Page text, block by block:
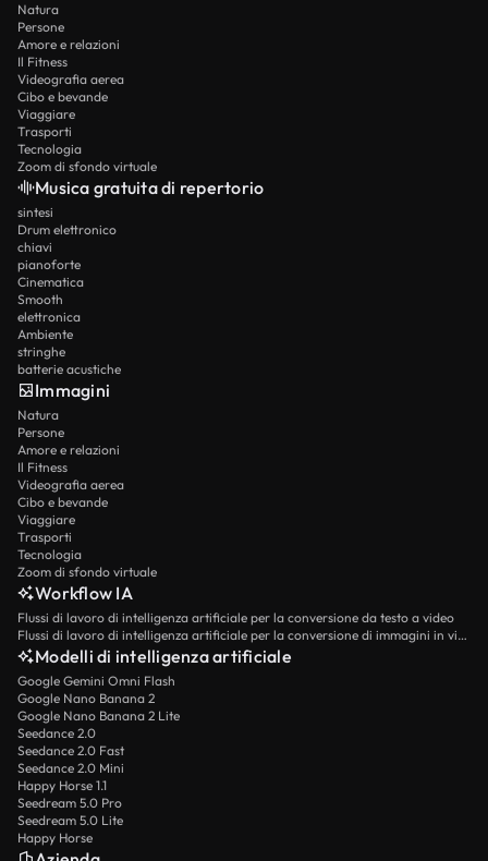
Natura
Persone
Amore e relazioni
Il Fitness
Videografia aerea
Cibo e bevande
Viaggiare
Trasporti
Tecnologia
Zoom di sfondo virtuale
Musica gratuita di repertorio
sintesi
Drum elettronico
chiavi
pianoforte
Cinematica
Smooth
elettronica
Ambiente
stringhe
batterie acustiche
Immagini
Natura
Persone
Amore e relazioni
Il Fitness
Videografia aerea
Cibo e bevande
Viaggiare
Trasporti
Tecnologia
Zoom di sfondo virtuale
Workflow IA
Flussi di lavoro di intelligenza artificiale per la conversione da testo a video
Flussi di lavoro di intelligenza artificiale per la conversione di immagini in video
Modelli di intelligenza artificiale
Google Gemini Omni Flash
Google Nano Banana 2
Google Nano Banana 2 Lite
Seedance 2.0
Seedance 2.0 Fast
Seedance 2.0 Mini
Happy Horse 1.1
Seedream 5.0 Pro
Seedream 5.0 Lite
Happy Horse